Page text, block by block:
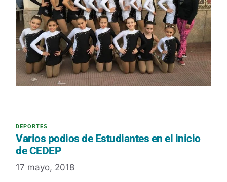
Varios podios de Estudiantes en el inicio
de CEDEP
17 mayo, 2018